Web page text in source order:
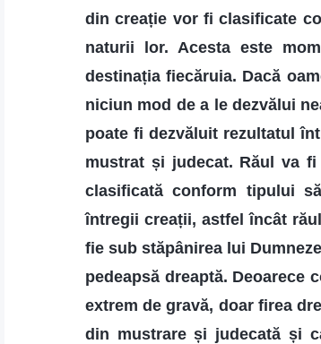
din creație vor fi clasificate
naturii lor. Acesta este
destinația fiecăruia. Dacă
niciun mod de a le dezvălui
poate fi dezvăluit rezultatul
mustrat și judecat. Răul va
clasificată conform tipului
întregii creații, astfel încât
fie sub stăpânirea lui
pedeapsă dreaptă. Deoarece
extrem de gravă, doar firea
din mustrare și judecată și